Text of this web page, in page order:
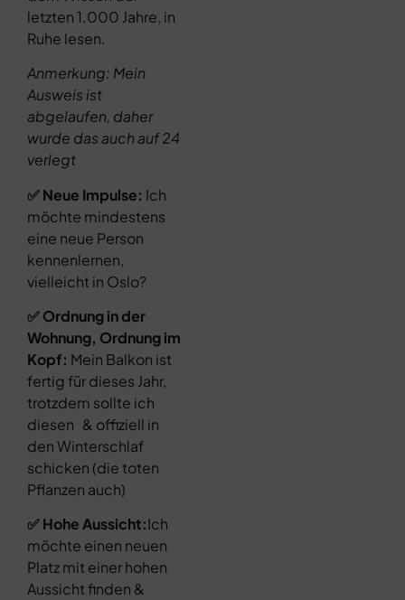
letzten 1.000 Jahre, in
Ruhe lesen.
Anmerkung: Mein
Ausweis ist
abgelaufen, daher
wurde das auch auf 24
verlegt
✅ Neue Impulse: Ich
möchte mindestens
eine neue Person
kennenlernen,
vielleicht in Oslo?
✅ Ordnung in der
Wohnung, Ordnung im
Kopf: Mein Balkon ist
fertig für dieses Jahr,
trotzdem sollte ich
diesen & offiziell in
den Winterschlaf
schicken (die toten
Pflanzen auch)
✅ Hohe Aussicht:Ich
möchte einen neuen
Platz mit einer hohen
Aussicht finden &